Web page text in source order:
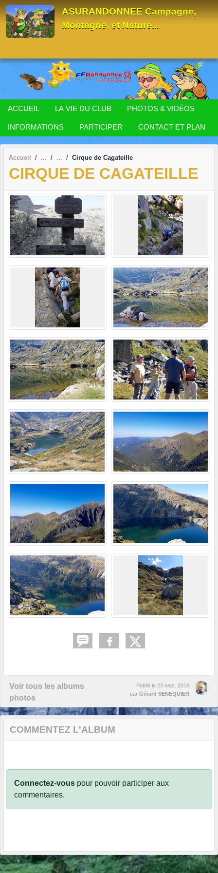
ASURANDONNEE Campagne,
Montagne, et Nature...
ACCUEIL LA VIE DU CLUB PHOTOS & VIDÉOS
INFORMATIONS PARTICIPER CONTACT ET PLAN
Accueil Cirque de Cagateille
CIRQUE DE CAGATEILLE
Voir tous les albums
photos
Publié le 23 sept. 2016
par Gérard SENEQUIER
COMMENTEZ L'ALBUM
Connectez-vous pour pouvoir participer aux
commentaires.
Panneau de gestion des cookies